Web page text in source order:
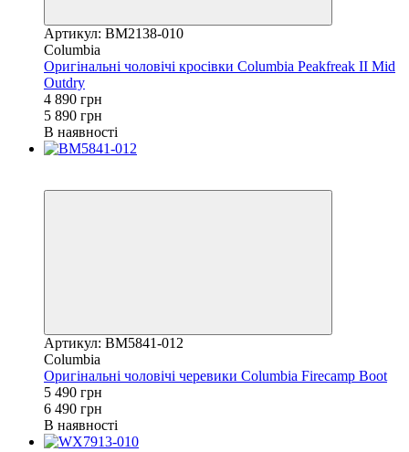
Артикул: BM2138-010
Columbia
Оригінальні чоловічі кросівки Columbia Peakfreak II Mid
Outdry
4 890 грн
5 890 грн
В наявності
Артикул: BM5841-012
Columbia
Оригінальні чоловічі черевики Columbia Firecamp Boot
5 490 грн
6 490 грн
В наявності